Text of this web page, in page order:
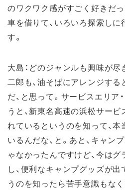
のワクワク感がすごく好きだ
車を借りて、いろいろ探索しに
す。
大島：どのジャンルも興味が
二郎も、油そばにアレンジす
だ、と思って。サービスエリア
うと、新東名高速の浜松サー
れているというのを知って、
いるんだな、と。あと、キャン
ゃなかったんですけど、今は
し、便利なキャンプグッズが出
うのを知ったら苦手意識もな